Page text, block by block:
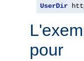
UserDir
pour